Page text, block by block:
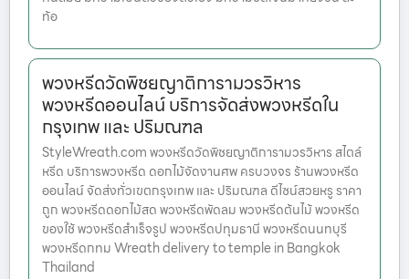
ท้อ
พวงหรีดวัดพิชยญาติการามวรวิหาร
พวงหรีดออนไลน์ บริการจัดส่งพวงหรีดใน
กรุงเทพ และ ปริมณฑล
StyleWreath.com พวงหรีดวัดพิชยญาติการามวรวิหาร สไตล์
หรีด บริการพวงหรีด ดอกไม้จัดงานศพ ครบวงจร ร้านพวงหรีด
ออนไลน์ จัดส่งทั่วเขตกรุงเทพ และ ปริมณฑล ดีไซน์สวยหรู ราคา
ถูก พวงหรีดดอกไม้สด พวงหรีดพัดลม พวงหรีดต้นไม้ พวงหรีด
ของใช้ พวงหรีดสำเร็จรูป พวงหรีดปทุมธานี พวงหรีดนนทบุรี
พวงหรีดกทม Wreath delivery to temple in Bangkok
Thailand